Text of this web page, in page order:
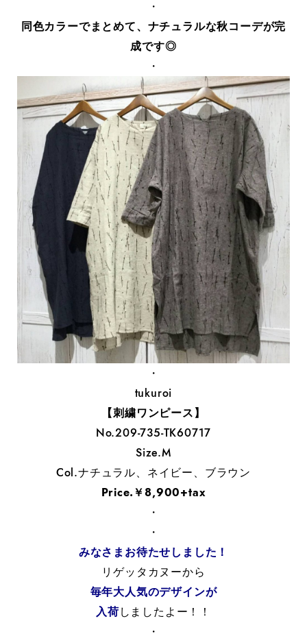
・
同色カラーでまとめて、ナチュラルな秋コーデが完
成です◎
・
・
tukuroi
【刺繍ワンピース】
No.209-735-TK60717
Size.M
Col.ナチュラル、ネイビー、ブラウン
Price.￥8,900+tax
・
・
みなさまお待たせしました！
リゲッタカヌーから
毎年大人気のデザインが
入荷しましたよー！！